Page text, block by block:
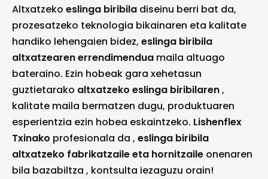
Altxatzeko eslinga biribila diseinu berri bat da,
prozesatzeko teknologia bikainaren eta kalitate
handiko lehengaien bidez, eslinga biribila
altxatzearen errendimendua maila altuago
bateraino. Ezin hobeak gara xehetasun
guztietarako altxatzeko eslinga biribilaren,
kalitate maila bermatzen dugu, produktuaren
esperientzia ezin hobea eskaintzeko. Lishenflex
Txinako profesionala da , eslinga biribila
altxatzeko fabrikatzaile eta hornitzaile onenaren
bila bazabiltza , kontsulta iezaguzu orain!